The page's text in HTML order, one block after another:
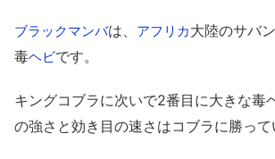
ブラックマンバは、 アフリカ大陸のサバ
毒ヘビです。
キングコブラに次いで2番目に大きな毒
の強さと効き目の速さはコブラに勝って